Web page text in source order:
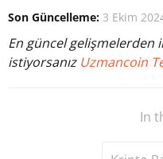
Son Güncelleme: 3 Ekim
En güncel gelişmelerden
istiyorsanız Uzmancoin
In